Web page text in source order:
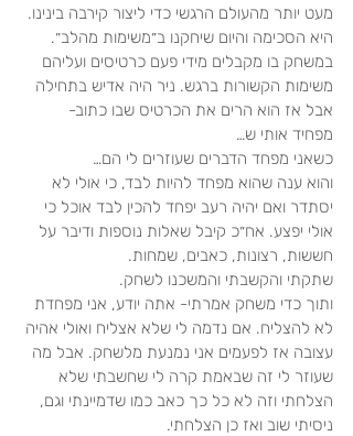
מעט יותר מהעולם הרגשי כדי ליצור קירבה בינינו.
היא הסכימה והיום שיחקנו ב״משימות מהלב״.
במשחק בו מקבלים מידי פעם כרטיסים ועליהם
משימות הקשורות ברגש. ניר היה אדיש בתחילה
אבל אז הוא הרים את הכרטיס שבו כתוב-
מפחיד אותי ש…
כשאני מפחד הדברים שעוזרים לי הם…
והוא ענה שהוא מפחד להיות לבד, כי אולי לא
יסתדר ואם יהיה רעב יפחד להכין לבד אוכל כי
אולי יפצע. אח״כ קיבל שאלות נוספות ודיבר על
חששות, רצונות, כאבים, שמחות.
שתקתי והקשבתי והמשכנו לשחק.
ותוך כדי משחק אמרתי- אתה יודע, אני מפחדת
לא להצליח. אם נדמה לי שלא אצליח ואולי אהיה
עצובה אז לפעמים אני נמנעת מלשחק. אבל מה
שעוזר לי זה שבאמת קרה לי שחשבתי שלא
הצלחתי וזה לא כל כך כאב כמו שדמיינתי וגם,
ניסיתי שוב ואז כן הצלחתי.